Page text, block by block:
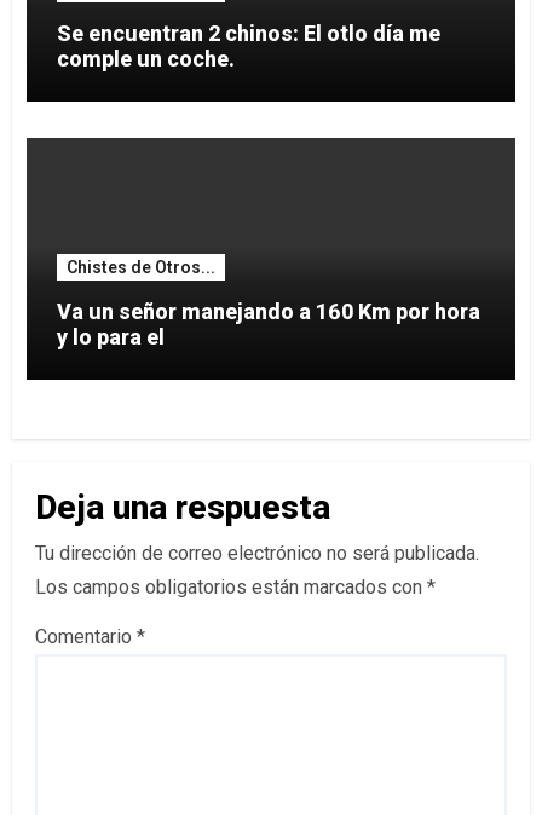
Se encuentran 2 chinos: El otlo día me
comple un coche.
Chistes de Otros...
Va un señor manejando a 160 Km por hora
y lo para el
Deja una respuesta
Tu dirección de correo electrónico no será publicada.
Los campos obligatorios están marcados con *
Comentario *